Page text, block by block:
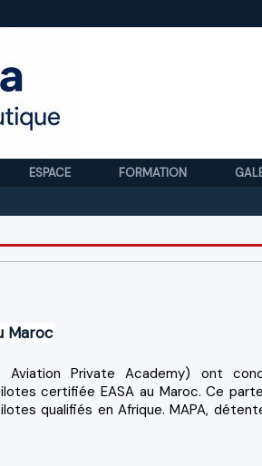
ESPACE FORMATION
Maroc
Aviation Private Academy) ont
certifiée EASA au Maroc. Ce
qualifiés en Afrique. MAPA,